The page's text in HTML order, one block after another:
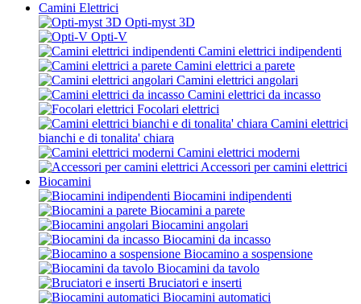
Camini Elettrici
Opti-myst 3D
Opti-V
Camini elettrici indipendenti
Camini elettrici a parete
Camini elettrici angolari
Camini elettrici da incasso
Focolari elettrici
Camini elettrici
bianchi e di tonalita' chiara
Camini elettrici moderni
Accessori per camini elettrici
Biocamini
Biocamini indipendenti
Biocamini a parete
Biocamini angolari
Biocamini da incasso
Biocamino a sospensione
Biocamini da tavolo
Bruciatori e inserti
Biocamini automatici